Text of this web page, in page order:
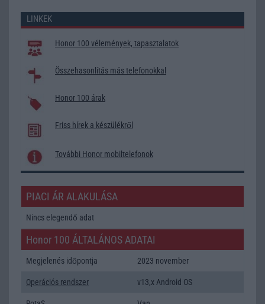
LINKEK
Honor 100 vélemények, tapasztalatok
Összehasonlítás más telefonokkal
Honor 100 árak
Friss hírek a készülékről
További Honor mobiltelefonok
PIACI ÁR ALAKULÁSA
Nincs elegendő adat
Honor 100 ÁLTALÁNOS ADATAI
Megjelenés időpontja 2023 november
Operációs rendszer v13,x Android OS